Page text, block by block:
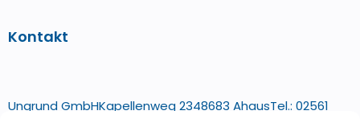
Kontakt
Ungrund GmbHKapellenweg 2348683 AhausTel.: 02561